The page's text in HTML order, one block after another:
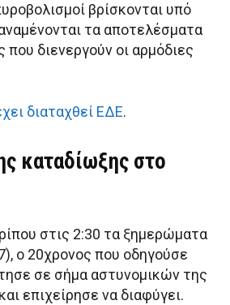
βρίσκονται υπό
τα αποτελέσματα
που διενεργούν οι αρμόδιες
διαταχθεί ΕΔΕ.
καταδίωξης στο
στις 2:30 τα ξημερώματα
ο 20χρονος που οδηγούσε
σε σήμα αστυνομικών της
επιχείρησε να διαφύγει.